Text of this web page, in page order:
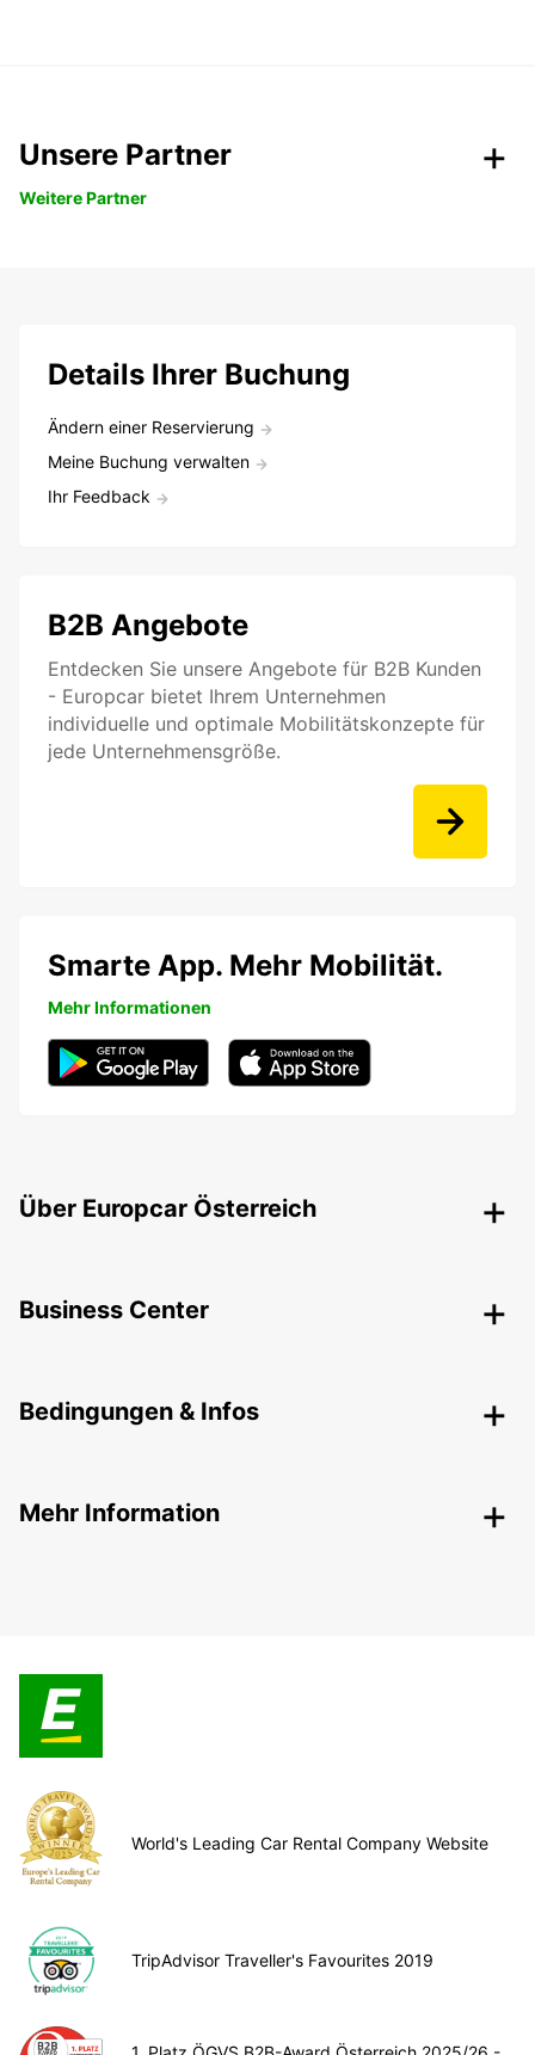
Unsere Partner
Weitere Partner
Details Ihrer Buchung
Ändern einer Reservierung
Meine Buchung verwalten
Ihr Feedback
B2B Angebote
Entdecken Sie unsere Angebote für B2B Kunden
- Europcar bietet Ihrem Unternehmen
individuelle und optimale Mobilitätskonzepte für
jede Unternehmensgröße.
Smarte App. Mehr Mobilität.
Mehr Informationen
Über Europcar Österreich
Business Center
Bedingungen & Infos
Mehr Information
World's Leading Car Rental Company Website
TripAdvisor Traveller's Favourites 2019